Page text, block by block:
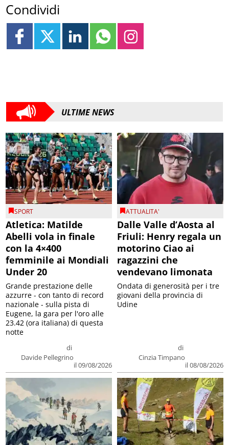
Condividi
ULTIME NEWS
SPORT
Atletica: Matilde
Abelli vola in finale
con la 4×400
femminile ai Mondiali
Under 20
di
Davide Pellegrino
il 09/08/2026
Grande prestazione delle
azzurre - con tanto di record
nazionale - sulla pista di
Eugene, la gara per l'oro alle
23.42 (ora italiana) di questa
notte
ATTUALITA'
Dalle Valle d’Aosta al
Friuli: Henry regala un
motorino Ciao ai
ragazzini che
vendevano limonata
di
Cinzia Timpano
il 08/08/2026
Ondata di generosità per i tre
giovani della provincia di
Udine